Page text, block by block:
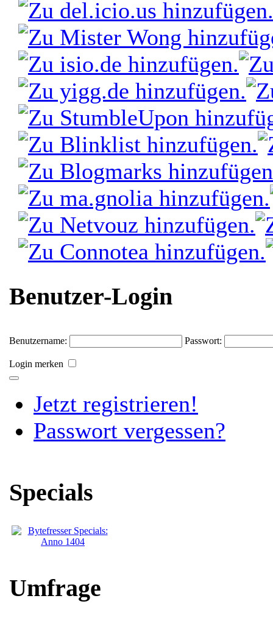
Benutzer-Login
Benutzername: Passwort:
Login merken
Jetzt registrieren!
Passwort vergessen?
Specials
Umfrage